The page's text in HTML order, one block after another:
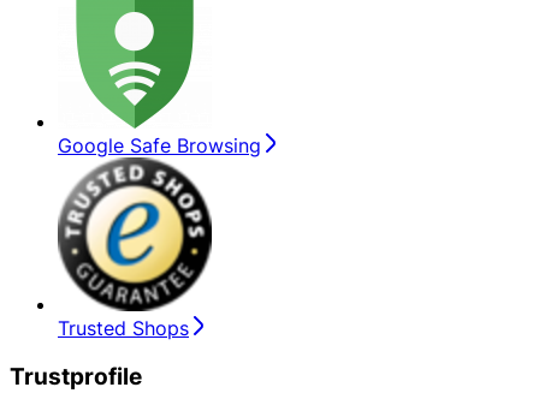
Google Safe Browsing
Trusted Shops
Trustprofile